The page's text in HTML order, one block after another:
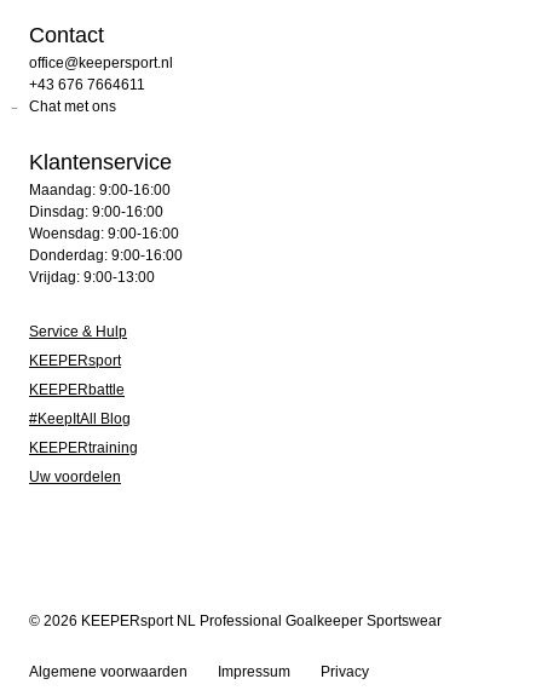
Contact
office@keepersport.nl
+43 676 7664611
Chat met ons
Klantenservice
Maandag: 9:00-16:00
Dinsdag: 9:00-16:00
Woensdag: 9:00-16:00
Donderdag: 9:00-16:00
Vrijdag: 9:00-13:00
Service & Hulp
KEEPERsport
KEEPERbattle
#KeepItAll Blog
KEEPERtraining
Uw voordelen
© 2026 KEEPERsport NL Professional Goalkeeper Sportswear
Algemene voorwaarden Impressum Privacy